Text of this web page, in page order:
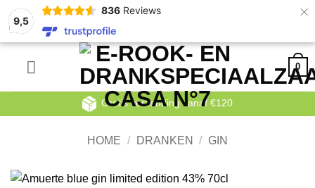
9,5
836 Reviews ×
0
Gratis verzending vanaf €120
HOME / DRANKEN / GIN